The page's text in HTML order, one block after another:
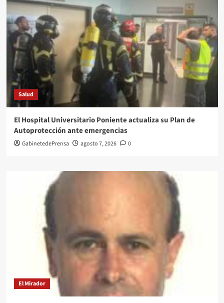
Salud
El Hospital Universitario Poniente actualiza su Plan de
Autoprotección ante emergencias
GabinetedePrensa agosto 7, 2026 0
El Mirador